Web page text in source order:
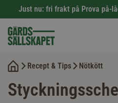
Just nu: fri frakt på Prova på-
Recept & Tips Nötkött